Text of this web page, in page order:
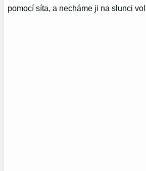
pomocí síta, a necháme ji na slunci